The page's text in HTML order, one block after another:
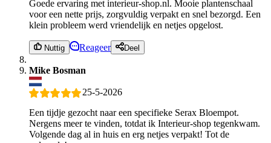
Goede ervaring met interieur-shop.nl. Mooie plantenschaal
voor een nette prijs, zorgvuldig verpakt en snel bezorgd. Een
klein probleem werd vriendelijk en netjes opgelost.
Nuttig Reageer Deel
Mike Bosman
25-5-2026
Een tijdje gezocht naar een specifieke Serax Bloempot.
Nergens meer te vinden, totdat ik Interieur-shop tegenkwam.
Volgende dag al in huis en erg netjes verpakt! Tot de